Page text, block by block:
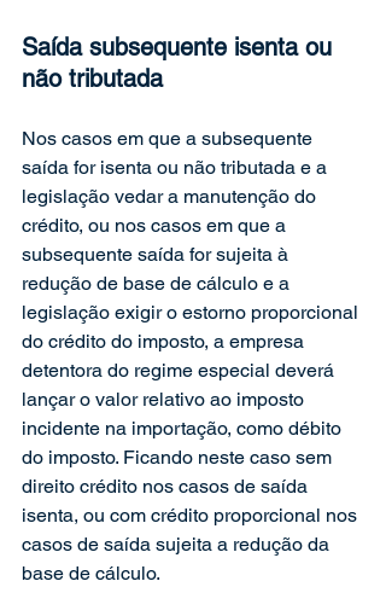
Saída subsequente isenta ou
não tributada
Nos casos em que a subsequente
saída for isenta ou não tributada e a
legislação vedar a manutenção do
crédito, ou nos casos em que a
subsequente saída for sujeita à
redução de base de cálculo e a
legislação exigir o estorno proporcional
do crédito do imposto, a empresa
detentora do regime especial deverá
lançar o valor relativo ao imposto
incidente na importação, como débito
do imposto. Ficando neste caso sem
direito crédito nos casos de saída
isenta, ou com crédito proporcional nos
casos de saída sujeita a redução da
base de cálculo.